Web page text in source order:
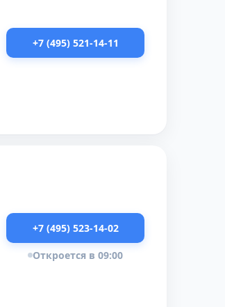
+7 (495) 521-14-11
+7 (495) 523-14-02
Откроется в 09:00